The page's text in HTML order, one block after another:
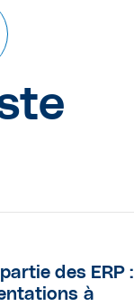
des ERP :
à